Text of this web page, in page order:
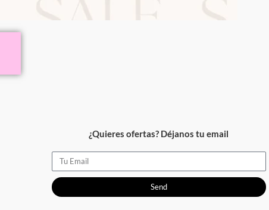
¿Quieres ofertas? Déjanos tu email
Email
Send